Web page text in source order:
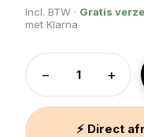
Incl. BTW · Gratis
met Klarna
− +
⚡ Direct